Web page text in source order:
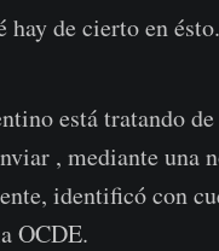
hay de cierto en ésto.
está tratando
, mediante una
identificó con
OCDE.